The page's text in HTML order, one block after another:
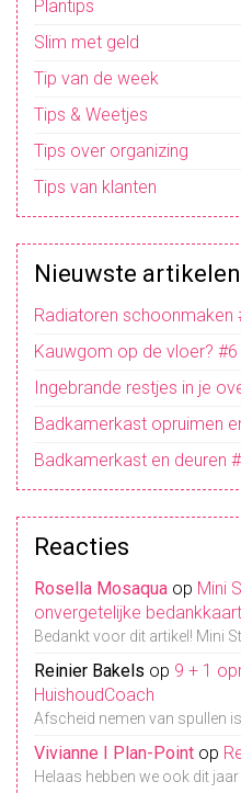
Plantips
Slim met geld
Tip van de week
Tips & Weetjes
Tips over organizing
Tips van klanten
Nieuwste artikelen
Radiatoren schoonmaken
Kauwgom op de vloer? #6
Ingebrande restjes in je
Badkamerkast opruimen
Badkamerkast en deuren
Reacties
Rosella Mosaqua op Mini
onvergetelijke
Bedankt voor dit artikel! Mini
Reinier Bakels op 9 + 1
HuishoudCoach
Afscheid nemen van spullen is
Vivianne I Plan-Point op
Helaas hebben we ook dit